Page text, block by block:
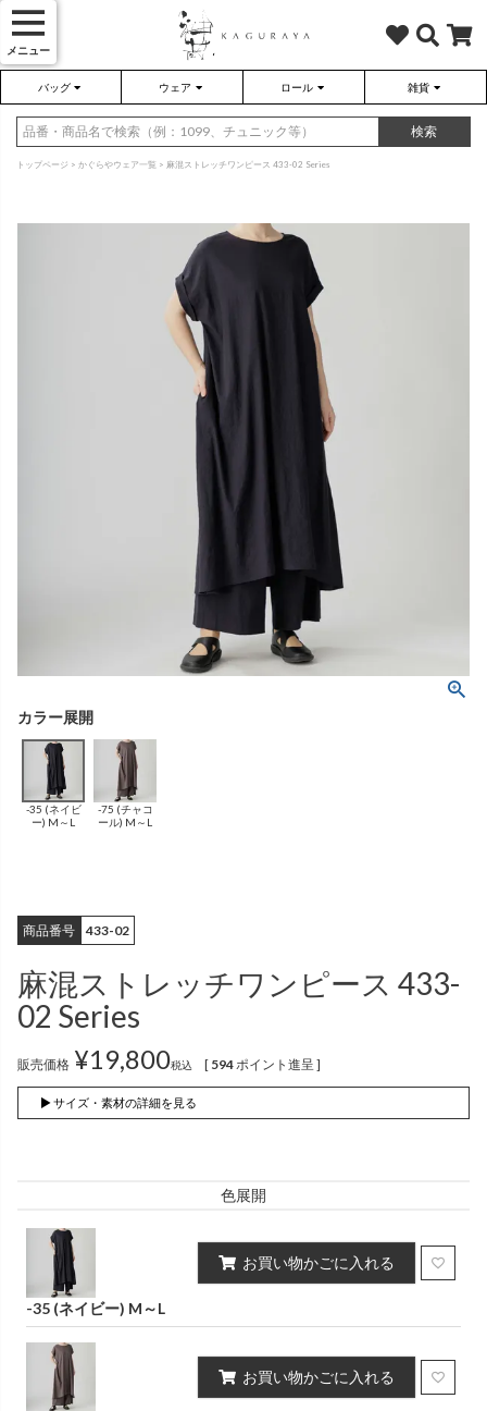
メニュー
バッグ
かぐらやバッグ
ポーチ・小物
かぐらやバッグ一覧
ウェア
かぐらやウェア
チュニック
カーディガン
ブラウス
インナー パンツ
ロール
かぐらやロール
（綿80%、ポリエステル15%、
さらり（ボーダー）
（綿80%、ポリエステル15%、
ポリウレタン5%）
ポリウレタン4%）
ふんわりあたたか
（ボーダー）
（綿56%、アクリル24%、
ナイロン16%、
（無地）
（レーヨン76％、
ポリエステル18％、
シルク4％、ポリウレタン2%）
麻（無地）
（綿56％、ポリエステル：18％、
麻12%、
ラミー12%、
麻プラス （ボーダー）
（綿56%、ポリエステル18%、
かぐらやロール一覧
雑貨
雑貨
ソックス・タイツ・ストッキ
インテリア雑貨
検索
トップページ かぐらやウェア一覧 麻混ストレッチワンピース 433-02 Series
-35 (ネイビ
ー) M～L
-75 (チャコ
ール) M～L
商品番号 433-02
麻混ストレッチワンピース 433-
02 Series
販売価格 ¥19,800税込 [ 594 ポイント進呈 ]
▶ サイズ・素材の詳細を見る
色展開
-35 (ネイビー) M～L
お買い物かごに入れる
お買い物かごに入れる